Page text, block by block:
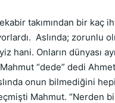
takımından bir kaç
Aslında; zorunlu
hani. Onların dünyası
“dede” dedi
onun bilmediğini
Mahmut. “Nerden